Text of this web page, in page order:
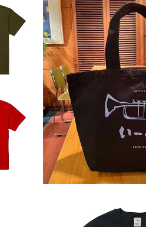
いーぐるラ
SOLD